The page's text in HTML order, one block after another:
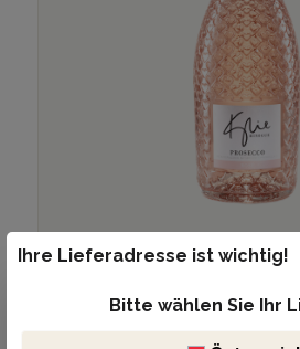
€ 13,05
(10% gespart)
(€ 17,40 / 1 Liter)
Ihre Lieferadresse ist wichtig!
Bitte wählen Sie Ihr